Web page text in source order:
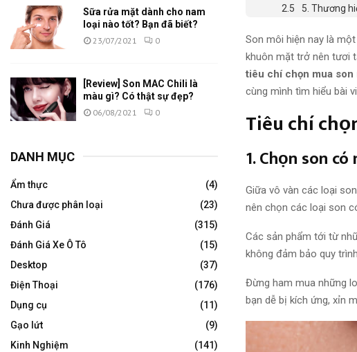
5. Thương
Son môi hiện nay là
khuôn mặt trở nên tươi
tiêu chí chọn mua son
cùng mình tìm hiểu bài
Tiêu chí
1. Chọn son
Giữa vô vàn các loại
nên chọn các loại son
Các sản phẩm tới từ
không đảm bảo quy trình
Đừng ham mua những
bạn dễ bị kích ứng, xỉn
Sữa rửa mặt dành cho nam
loại nào tốt? Bạn đã biết?
23/07/2021 0
[Review] Son MAC Chili là
màu gì? Có thật sự đẹp?
06/08/2021 0
DANH MỤC
Ẩm thực
(4)
Chưa được phân loại
(23)
Đánh Giá
(315)
Đánh Giá Xe Ô Tô
(15)
Desktop
(37)
Điện Thoại
(176)
Dụng cụ
(11)
Gạo lứt
(9)
Kinh Nghiệm
(141)